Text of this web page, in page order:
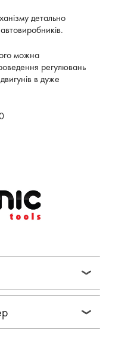
детально
можна
регулювань
в дуже